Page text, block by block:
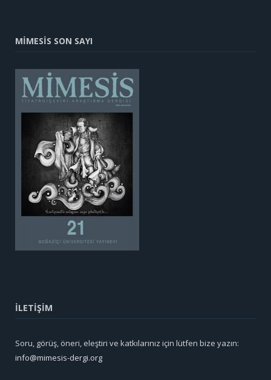
MİMESİS SON SAYI
İLETİŞİM
Soru, görüş, öneri, eleştiri ve katkılarınız için lütfen bize yazın:
info@mimesis-dergi.org